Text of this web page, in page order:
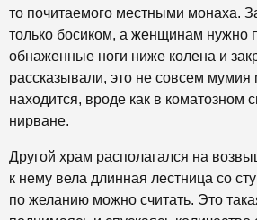
то почитаемого местными монаха.
только босиком, а женщинам нужно
обнаженные ноги ниже колена и
рассказывали, это не совсем мумия
находится, вроде как в коматозном
нирване.
Другой храм располагался на
к нему вела длинная лестница со
по желанию можно считать. Это